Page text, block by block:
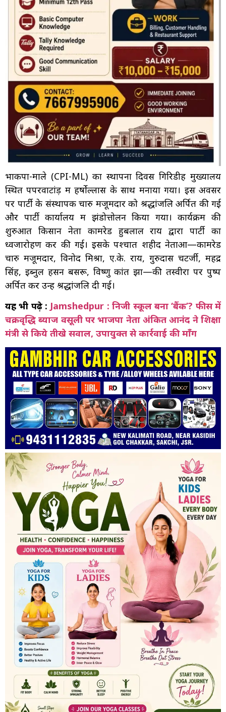
भाकपा-माले (CPI-ML) का स्थापना दिवस गिरिडीह मुख्यालय
स्थित पपरवाटांड़ में हर्षोल्लास के साथ मनाया गया। इस अवसर
पर पार्टी के संस्थापक चारु मजूमदार को श्रद्धांजलि अर्पित की गई
और पार्टी कार्यालय में झंडोत्तोलन किया गया। कार्यक्रम की
शुरुआत किसान नेता कामरेड हुबलाल राय द्वारा पार्टी का
ध्वजारोहण कर की गई। इसके पश्चात शहीद नेताओं—कामरेड
चारु मजूमदार, विनोद मिश्रा, ए.के. राय, गुरुदास चटर्जी, महेंद्र
सिंह, इब्नुल हसन बसरू, विष्णु कांत झा—की तस्वीरों पर पुष्प
अर्पित कर उन्हें श्रद्धांजलि दी गई।
यह भी पढ़े : Jamshedpur : निजी स्कूल बना ‘बैंक’? फीस में
चक्रवृद्धि ब्याज वसूली पर भाजपा नेता अंकित आनंद ने शिक्षा
मंत्री से किये तीखे सवाल, उपायुक्त से कार्रवाई की माँग